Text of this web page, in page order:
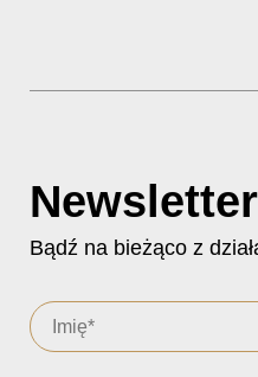
Newsletter
Bądź na bieżąco z